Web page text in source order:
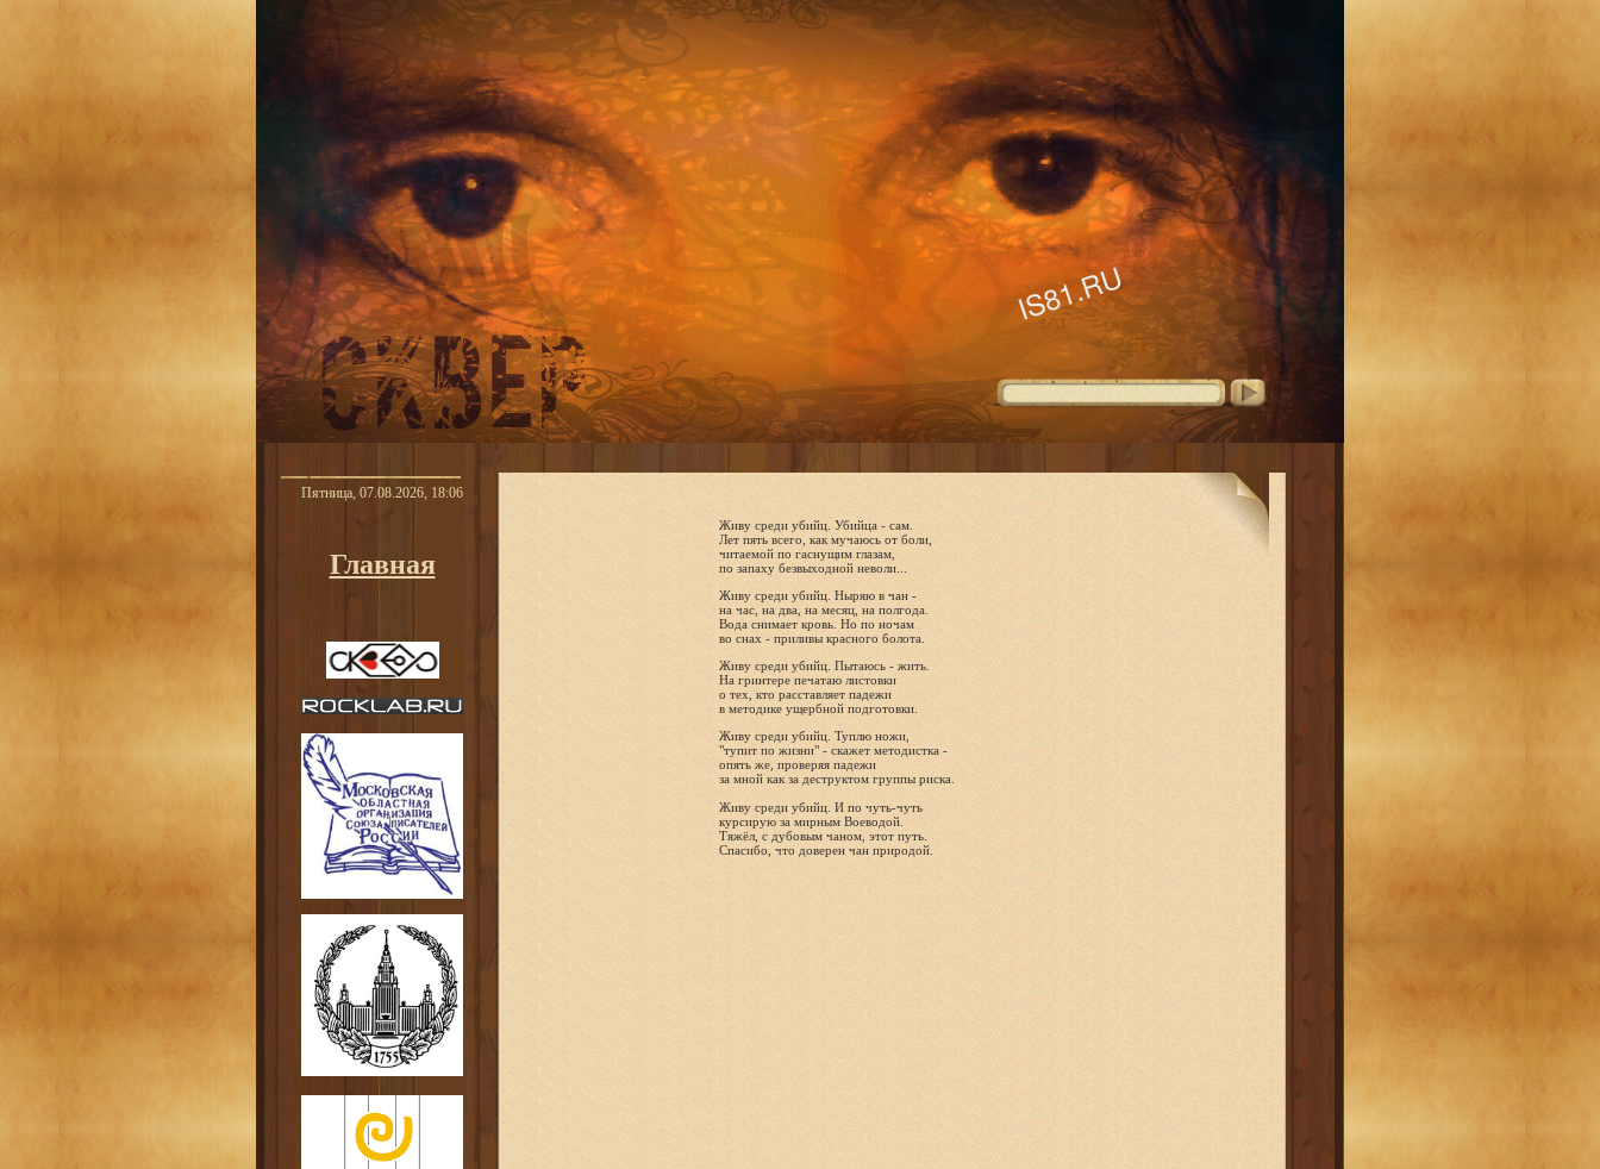
Пятница, 07.08.2026, 18:06
Главная
Живу среди убийц. Убийца - сам.
Лет пять всего, как мучаюсь от боли,
читаемой по гаснущим глазам,
по запаху безвыходной неволи...
Живу среди убийц. Ныряю в чан -
на час, на два, на месяц, на полгода.
Вода снимает кровь. Но по ночам
во снах - приливы красного болота.
Живу среди убийц. Пытаюсь - жить.
На гринтере печатаю листовки
о тех, кто расставляет падежи
в методике ущербной подготовки.
Живу среди убийц. Туплю ножи,
"тупит по жизни" - скажет методистка -
опять же, проверяя падежи
за мной как за деструктом группы риска.
Живу среди убийц. И по чуть-чуть
курсирую за мирным Воеводой.
Тяжёл, с дубовым чаном, этот путь.
Спасибо, что доверен чан природой.